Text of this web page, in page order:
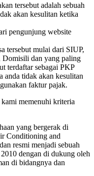
tersebut adalah sebuah
akan kesulitan ketika
pengunjung website
tersebut mulai dari SIUP,
dan yang paling
terdaftar sebagai PKP
anda tidak akan kesulitan
faktur pajak.
memenuhi kriteria
yang bergerak di
Conditioning and
resmi menjadi sebuah
dengan di dukung oleh
di bidangnya dan